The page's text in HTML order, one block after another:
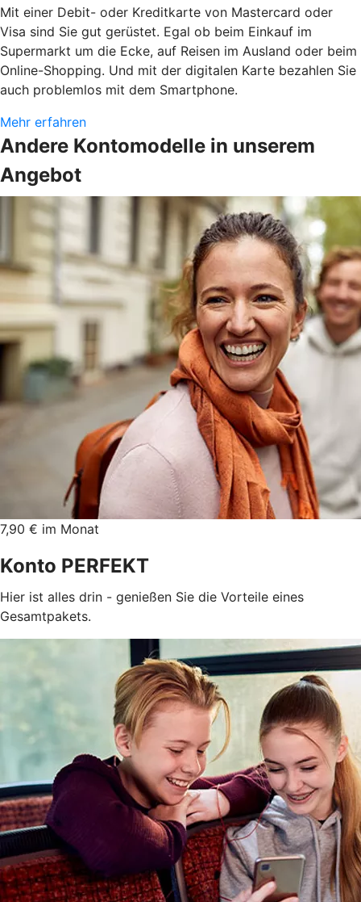
Mit einer Debit- oder Kreditkarte von Mastercard oder
Visa sind Sie gut gerüstet. Egal ob beim Einkauf im
Supermarkt um die Ecke, auf Reisen im Ausland oder beim
Online-Shopping. Und mit der digitalen Karte bezahlen Sie
auch problemlos mit dem Smartphone.
Mehr erfahren
Andere Kontomodelle in unserem
Angebot
7,90 € im Monat
Konto PERFEKT
Hier ist alles drin - genießen Sie die Vorteile eines
Gesamtpakets.